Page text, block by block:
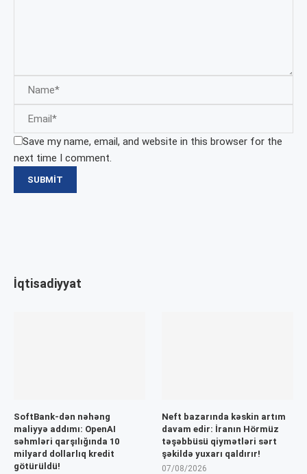
Save my name, email, and website in this browser for the
next time I comment.
İqtisadiyyat
SoftBank-dən nəhəng
maliyyə addımı: OpenAI
səhmləri qarşılığında 10
milyard dollarlıq kredit
götürüldü!
Neft bazarında kəskin artım
davam edir: İranın Hörmüz
təşəbbüsü qiymətləri sərt
şəkildə yuxarı qaldırır!
07/08/2026